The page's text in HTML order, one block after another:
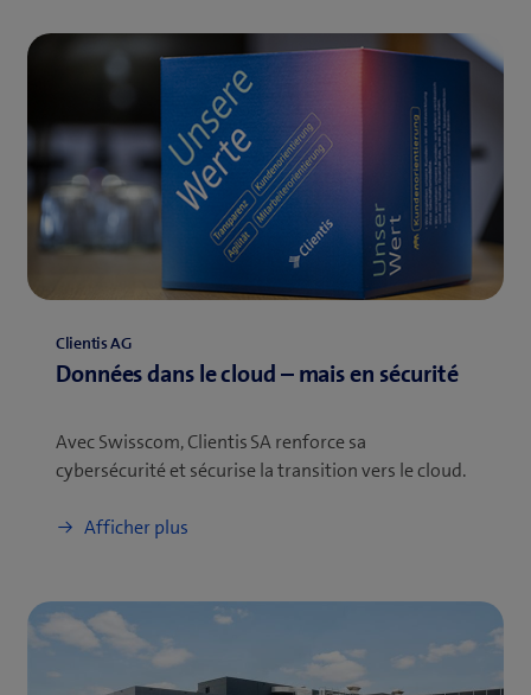
Clientis AG
Données dans le cloud – mais en sécurité
Avec Swisscom, Clientis SA renforce sa
cybersécurité et sécurise la transition vers le cloud.
Afficher plus